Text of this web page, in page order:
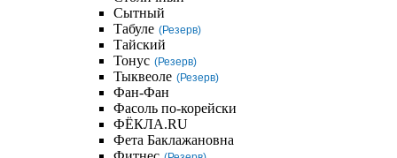
Сытный
Табуле (Резерв)
Тайский
Тонус (Резерв)
Тыквеоле (Резерв)
Фан-Фан
Фасоль по-корейски
ФЁКЛА.RU
Фета Баклажановна